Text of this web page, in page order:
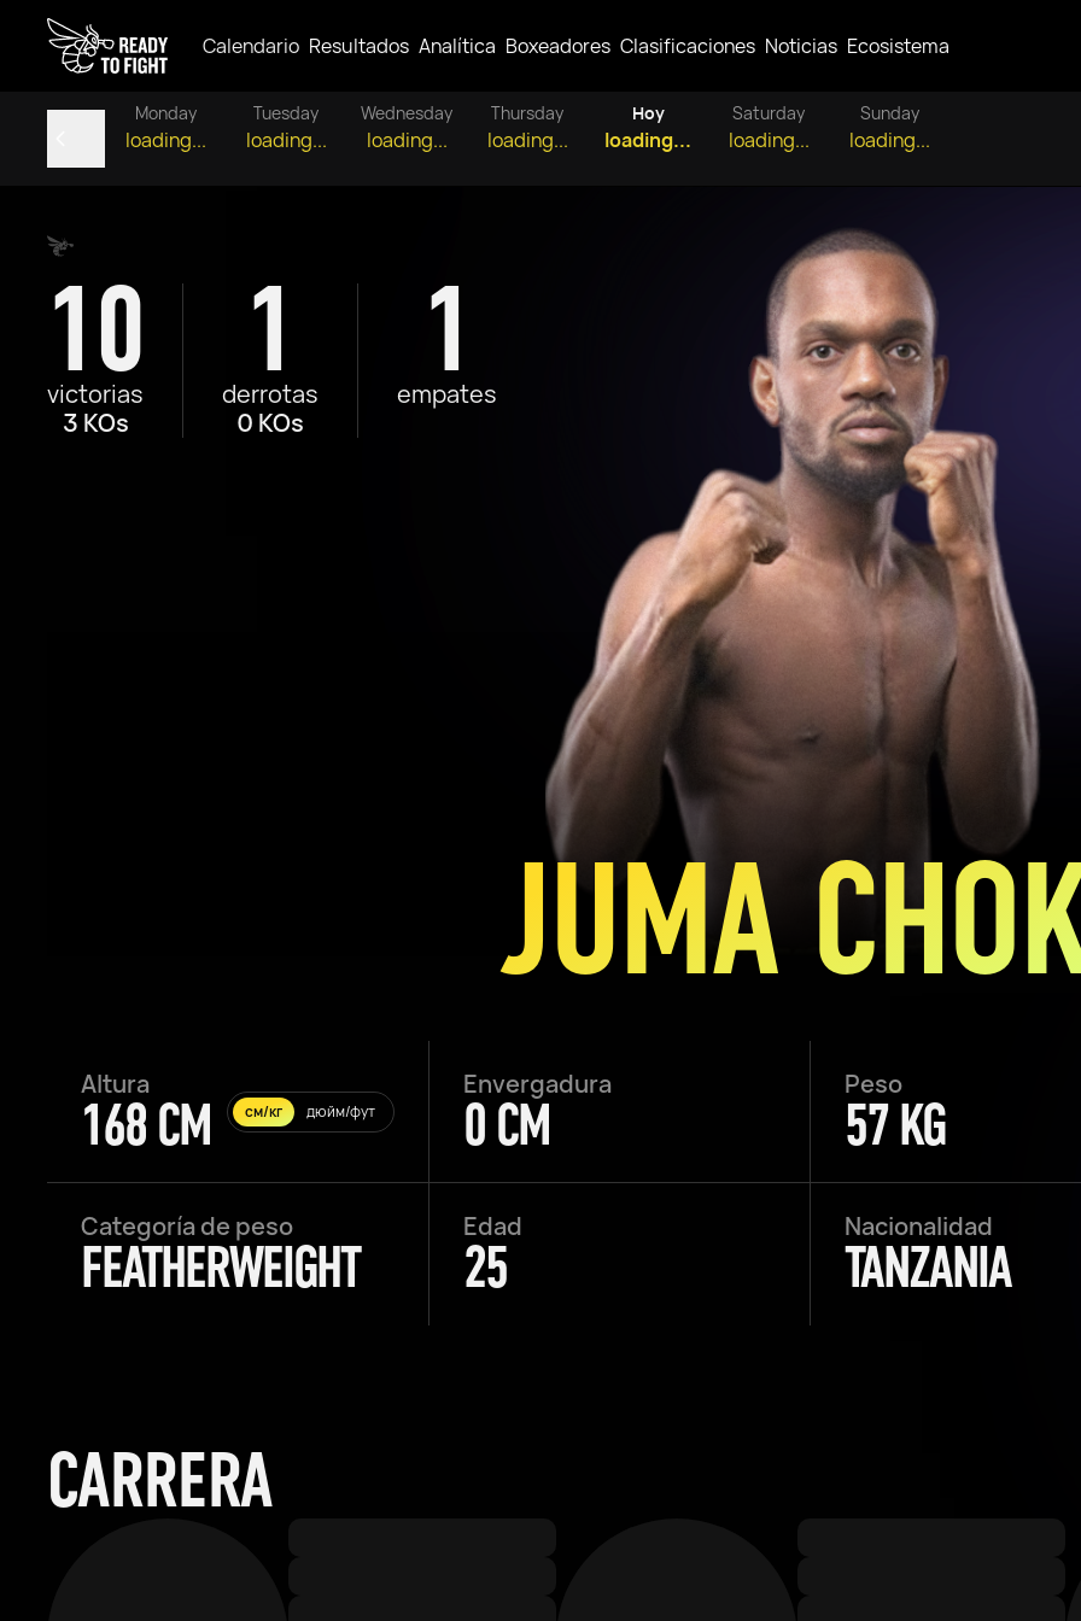
Calendario Resultados Analítica Boxeadores Clasificaciones Noticias Ecosistema
Monday
loading...
Tuesday
loading...
Wednesday
loading...
Thursday
loading...
Hoy
loading...
Saturday
loading...
Sunday
loading...
10
victorias
3 KOs
1
derrotas
0 KOs
1
empates
JUMA
Altura
168 CM см/кг дюйм/фут
Envergadura
0 CM
Peso
57 KG
Categoría de peso
FEATHERWEIGHT
Edad
25
Nacionalidad
TANZANIA
CARRERA